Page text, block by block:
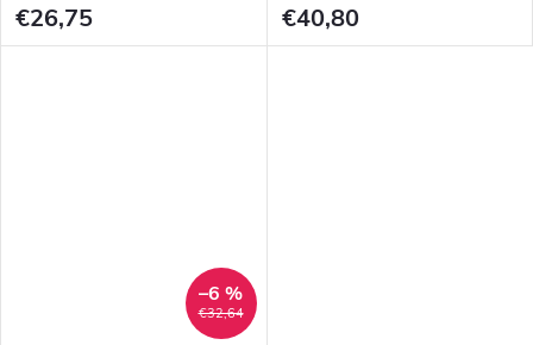
€26,75 €40,80
€32,64
–6 %